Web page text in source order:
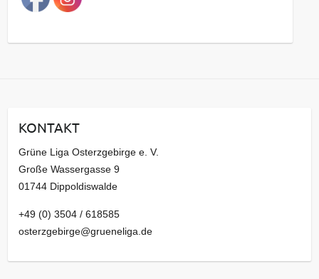
g
a
v
KONTAKT
Grüne Liga Osterzgebirge e. V.
Große Wassergasse 9
01744 Dippoldiswalde
+49 (0) 3504 / 618585
osterzgebirge@grueneliga.de